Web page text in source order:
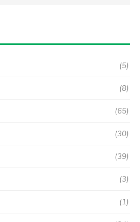
(5)
(8)
(65)
(30)
(39)
(3)
(1)